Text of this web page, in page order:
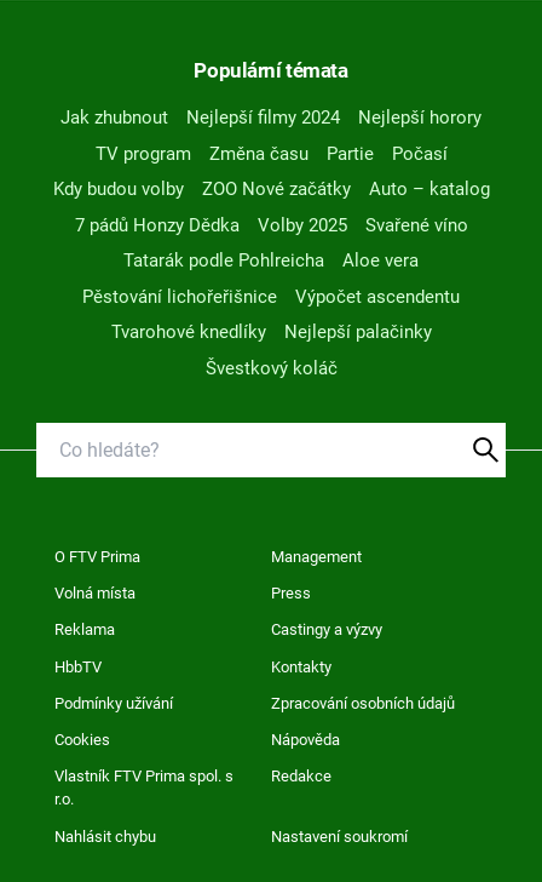
Populární témata
Jak zhubnout Nejlepší filmy 2024
Nejlepší horory
TV program
Změna času Partie
Počasí
Kdy budou volby
ZOO Nové začátky
Auto – katalog
7 pádů Honzy Dědka
Volby 2025
Svařené víno
Tatarák podle Pohlreicha
Aloe vera
Pěstování lichořeřišnice
Výpočet ascendentu
Tvarohové knedlíky
Nejlepší palačinky
Švestkový koláč
O FTV Prima Management
Volná místa Press
Reklama Castingy a výzvy
HbbTV Kontakty
Podmínky užívání Zpracování osobních údajů
Cookies Nápověda
Vlastník FTV Prima spol. s
r.o.
Redakce
Nahlásit chybu Nastavení soukromí